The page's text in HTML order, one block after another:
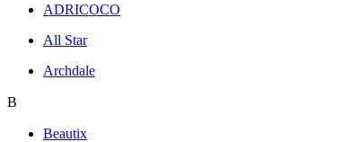
ADRICOCO
All Star
Archdale
B
Beautix